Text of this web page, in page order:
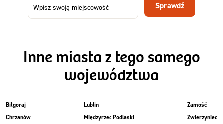
Menu
Sprawdź
Inne miasta z tego samego
województwa
Biłgoraj
Chrzanów
Lublin
Międzyrzec Podlaski
Zamość
Zwierzyniec